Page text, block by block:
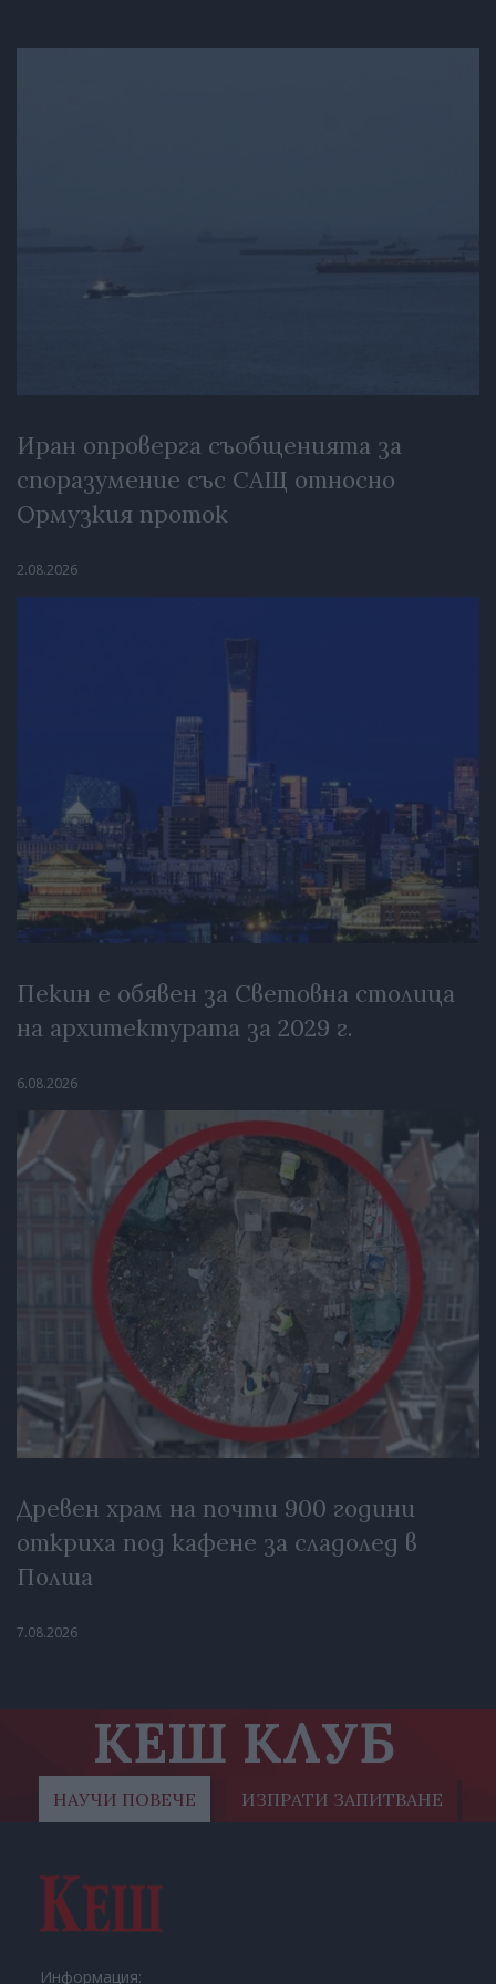
Иран опроверга съобщенията за
споразумение със САЩ относно
Ормузкия проток
2.08.2026
Пекин е обявен за Световна столица
на архитектурата за 2029 г.
6.08.2026
Древен храм на почти 900 години
откриха под кафене за сладолед в
Полша
7.08.2026
КЕШ КЛУБ
НАУЧИ ПОВЕЧЕ ИЗПРАТИ ЗАПИТВАНЕ
Информация: